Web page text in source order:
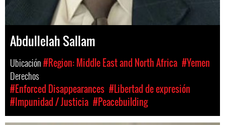
Abdullelah Sallam
Ubicación#Region: Middle East and North Africa #Yemen
Derechos
#Enforced Disappearances #Libertad de expresión
#Impunidad / Justicia #Peacebuilding